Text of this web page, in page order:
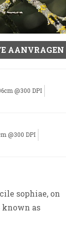
AANVRAGEN
@300 DPI
@300 DPI
sophiae, on
known as